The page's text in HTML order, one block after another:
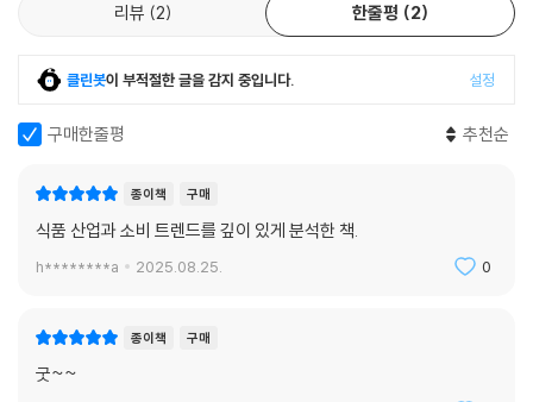
리뷰 2 한줄평 2
클린봇이 부적절한 글을 감지 중입니다. 설정
구매한줄평 추천순
종이책 구매
식품 산업과 소비 트렌드를 깊이 있게 분석한 책.
h********a 2025.08.25. 0
종이책 구매
굿~~